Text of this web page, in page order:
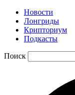
Новости
Лонгриды
Крипториум
Подкасты
Поиск